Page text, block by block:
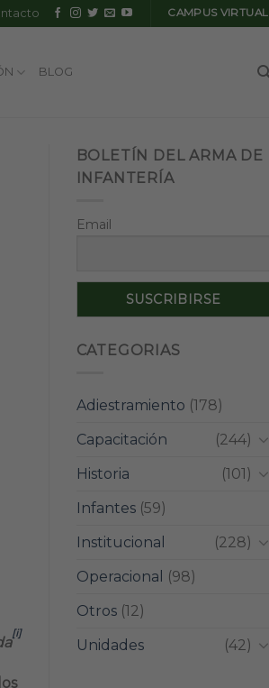
CAMPUS VIRTUAL
BLOG
[i]
BOLETÍN DEL ARMA DE
INFANTERÍA
Email
CATEGORIAS
Adiestramiento (178)
Capacitación
(244)
Historia
(101)
Infantes(59)
Institucional
(228)
Operacional
(98)
Otros(12)
Unidades
(42)